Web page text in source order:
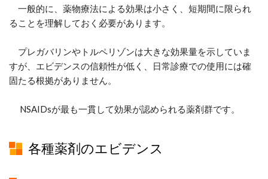
一般的に、薬物療法による効果は小さく、短期間に限られ
ることを理解しておく必要があります。
プレガバリンやトルペリゾンは大きな効果量を示していま
すが、エビデンスの信頼性が低く、日常診療での使用には確
固たる根拠がありません。
NSAIDsが最も一貫して効果が認められる薬剤群です。
各種薬剤のエビデンス